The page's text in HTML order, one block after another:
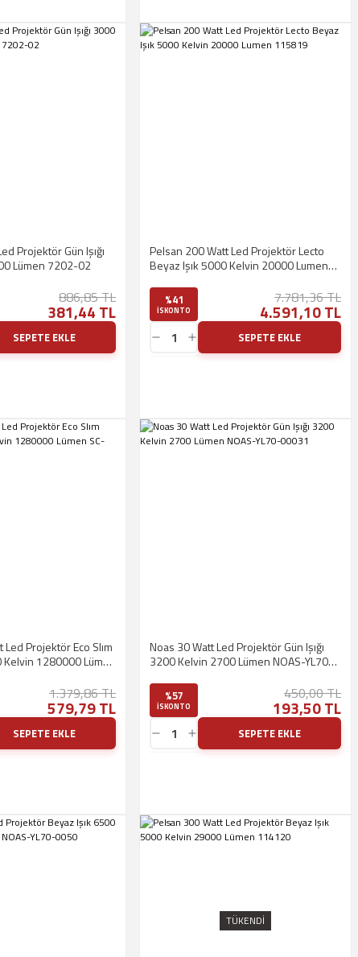
Projektör Gün Işığı
Lümen 7202-02
886,85 TL
381,44 TL
SEPETE EKLE
Pelsan 200 Watt Led Projektör Lecto
Beyaz Işık 5000 Kelvin 20000 Lumen
%41
ISKONTO
7.781,36 TL
4.591,10 TL
SEPETE EKLE
Projektör Eco Slım
1280000 Lümen
1.379,86 TL
579,79 TL
SEPETE EKLE
Noas 30 Watt Led Projektör Gün Işığı
3200 Kelvin 2700 Lümen NOAS-YL70-
%57
ISKONTO
450,00 TL
193,50 TL
SEPETE EKLE
TÜKENDİ